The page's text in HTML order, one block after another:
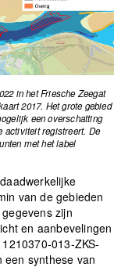
in het Friesche Zeegat
2017. Het grote gebied
een overschatting
activiteit registreert. De
met het label
van de gebieden
zijn
en aanbevelingen
013-ZKS-
synthese van